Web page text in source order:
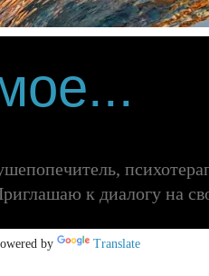
к диалогу на
by Translate